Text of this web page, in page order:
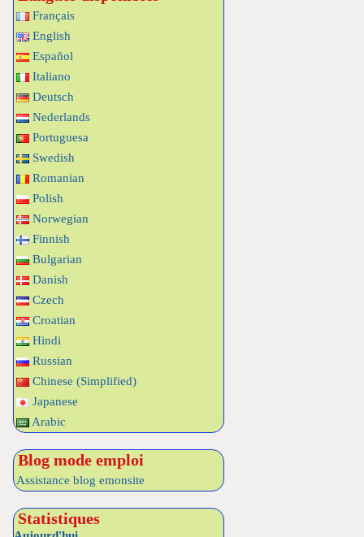
Français
English
Español
Italiano
Deutsch
Nederlands
Portuguesa
Swedish
Romanian
Polish
Norwegian
Finnish
Bulgarian
Danish
Czech
Croatian
Hindi
Russian
Chinese (Simplified)
Japanese
Arabic
Blog mode emploi
Assistance blog emonsite
Statistiques